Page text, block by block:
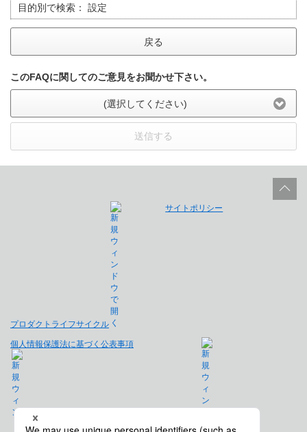
目的別で検索： 設定
戻る
このFAQに関してのご意見をお聞かせ下さい。
(選択してください)
送信する
プロダクトライフサイクル
サイトポリシー
個人情報保護法に基づく公表事項